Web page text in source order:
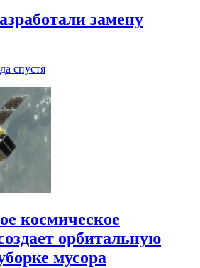
замену
спустя
космическое
орбитальную
мусора